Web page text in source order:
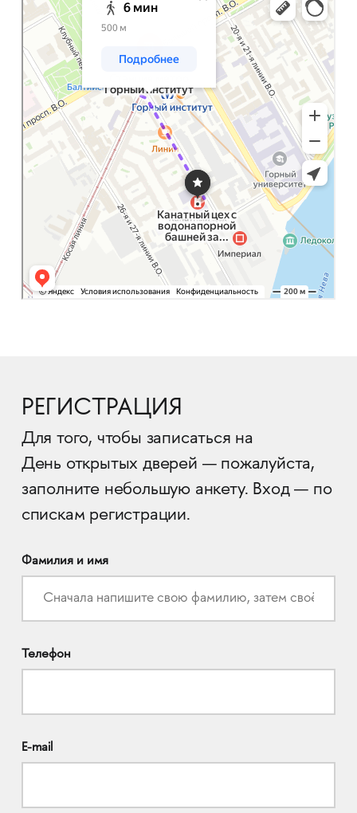
Яндекс Карты
РЕГИСТРАЦИЯ
Для того, чтобы записаться на
День открытых дверей — пожалуйста,
заполните небольшую анкету. Вход — по
спискам регистрации.
Фамилия и имя
Телефон
E-mail